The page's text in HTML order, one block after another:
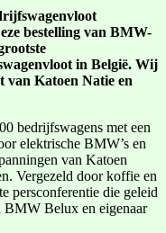
bestelling van BMW-
in België. Wij
van Katoen Natie en
bedrijfswagens met een
elektrische BMW’s en
van Katoen
Vergezeld door koffie en
persconferentie die geleid
Belux en eigenaar